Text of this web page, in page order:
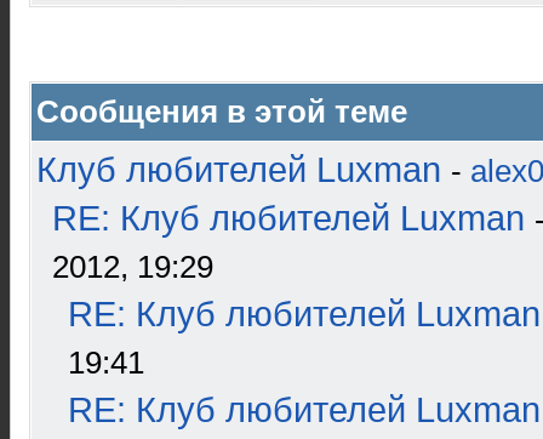
Сообщения в этой теме
Клуб любителей Luxman -
RE: Клуб любителей Luxman
2012, 19:29
RE: Клуб любителей Luxman
19:41
RE: Клуб любителей Luxman